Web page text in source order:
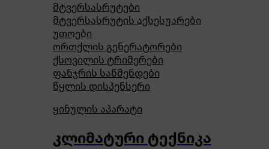
მტვერსასრუტები
მტვერსასრუტის აქსესუარები
უთოები
ორთქლის გენერატორები
ქსოვილის ტრიმერები
ფანჯრის საწმენდები
წყლის დისპენსერი
ყინულის აპარატი
კლიმატური ტექნიკა